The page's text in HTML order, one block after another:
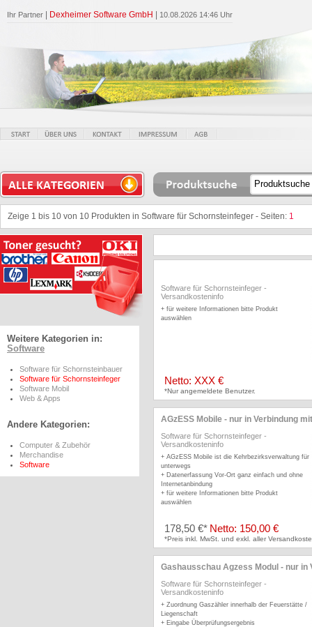
Ihr Partner Dexheimer Software GmbH 10.08.2026 14:46 Uhr
Zeige 1 bis 10 von 10 Produkten in Software für Schornsteinfeger - Seiten: 1
Weitere Kategorien in:
Software
Software für Schornsteinbauer
Software für Schornsteinfeger
Software Mobil
Web & Apps
Andere Kategorien:
Computer & Zubehör
Merchandise
Software
Netto: XXX €
*Nur angemeldete Benutzer.
Software für Schornsteinfeger -
Versandkosteninfo
+ für weitere Informationen bitte Produkt
auswählen
178,50 €* Netto: 150,00 €
*Preis inkl. MwSt. und exkl. aller
AGzESS Mobile - nur in Verbindung
Software für Schornsteinfeger -
Versandkosteninfo
+ AGzESS Mobile ist die Kehrbezirksverwaltung für
unterwegs
+ Datenerfassung Vor-Ort ganz einfach und ohne
Internetanbindung
+ für weitere Informationen bitte Produkt
auswählen
Gashausschau Agzess Modul - nur in
Software für Schornsteinfeger -
Versandkosteninfo
+ Zuordnung Gaszähler innerhalb der Feuerstätte /
Liegenschaft
+ Eingabe Überprüfungsergebnis